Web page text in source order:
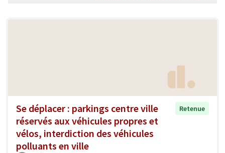
Se déplacer : parkings centre ville
réservés aux véhicules propres et
vélos, interdiction des véhicules
polluants en ville
Retenue